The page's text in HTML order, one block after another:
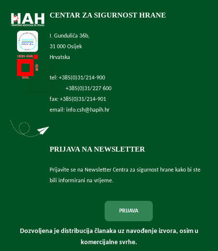
CENTAR ZA SIGURNOST HRANE
I. Gundulića 36b,
31 000 Osijek
Hrvatska
tel: +385(0)31/214-900
+385(0)31/227 600
fax: +385(0)31/214-901
email: info.csh@hapih.hr
PRIJAVA NA NEWSLETTER
Prijavite se na Newsletter Centra za sigurnost hrane kako bi ste
bili informirani na vrijeme.
PRIJAVA
Dozvoljena je distribucija članaka uz navođenje izvora, osim u
komercijalne svrhe.